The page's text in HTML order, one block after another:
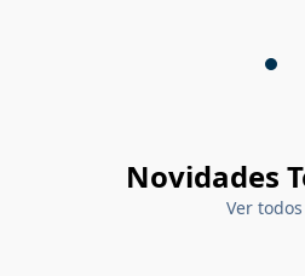
Novidades
Ver todos